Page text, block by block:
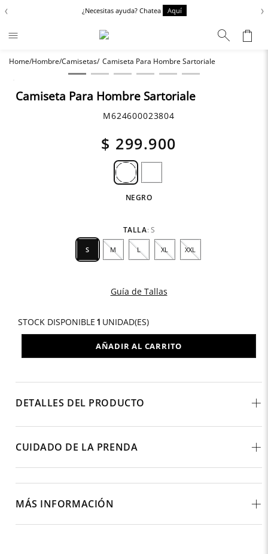
‹ ¿Necesitas ayuda? Chatea Aquí ›
Hombre Camisetas Camiseta Para Hombre Sartoriale
Camiseta Para Hombre Sartoriale
M624600023804
$ 299.900
NEGRO
TALLA: S
S M L XL XXL
Guía de Tallas
STOCK DISPONIBLE 1 UNIDAD(ES)
AÑADIR AL CARRITO
DETALLES DEL PRODUCTO
CUIDADO DE LA PRENDA
MÁS INFORMACIÓN
Términos más buscados